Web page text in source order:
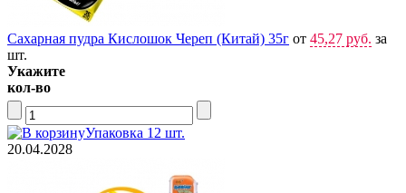
Сахарная пудра Кислошок Череп (Китай) 35г от 45,27 руб. за
шт.
Укажите
кол-во
Упаковка 12 шт.
20.04.2028